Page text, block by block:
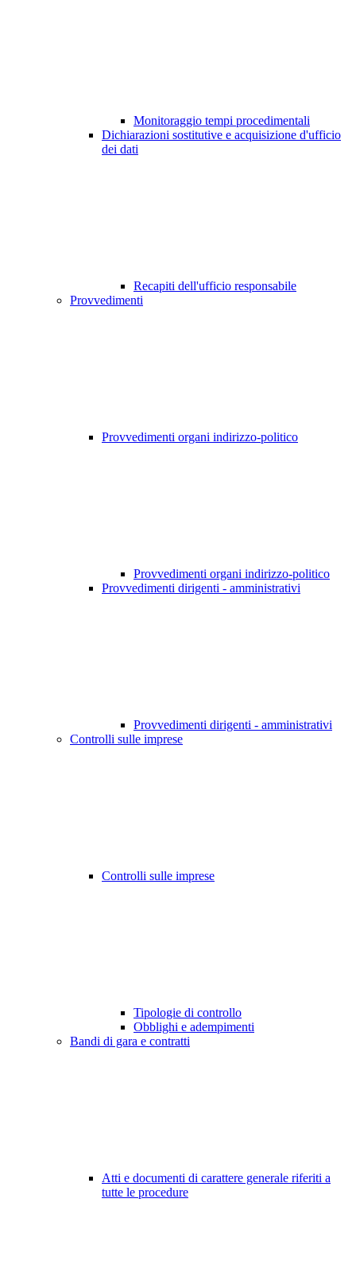
Monitoraggio tempi procedimentali
Dichiarazioni sostitutive e acquisizione d'ufficio
dei dati
Recapiti dell'ufficio responsabile
Provvedimenti
Provvedimenti organi indirizzo-politico
Provvedimenti organi indirizzo-politico
Provvedimenti dirigenti - amministrativi
Provvedimenti dirigenti - amministrativi
Controlli sulle imprese
Controlli sulle imprese
Tipologie di controllo
Obblighi e adempimenti
Bandi di gara e contratti
Atti e documenti di carattere generale riferiti a
tutte le procedure